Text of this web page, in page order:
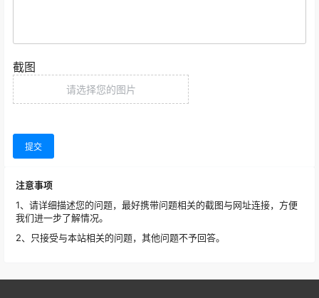
截图
请选择您的图片
提交
注意事项
1、请详细描述您的问题，最好携带问题相关的截图与网址连接，方便
我们进一步了解情况。
2、只接受与本站相关的问题，其他问题不予回答。